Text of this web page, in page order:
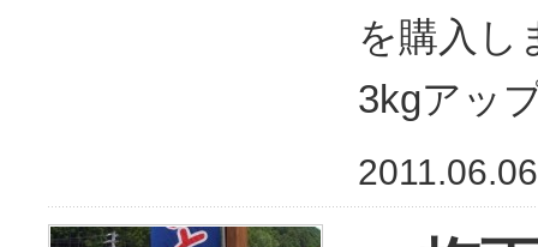
を購入し
3kgアッ
2011.06.06